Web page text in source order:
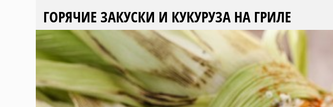
ГОРЯЧИЕ ЗАКУСКИ И КУКУРУЗА НА ГРИЛЕ